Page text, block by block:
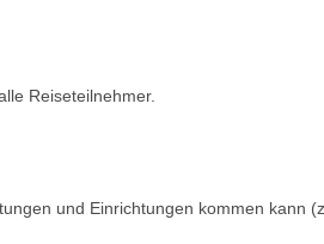
Reiseteilnehmer.
und Einrichtungen kommen kann